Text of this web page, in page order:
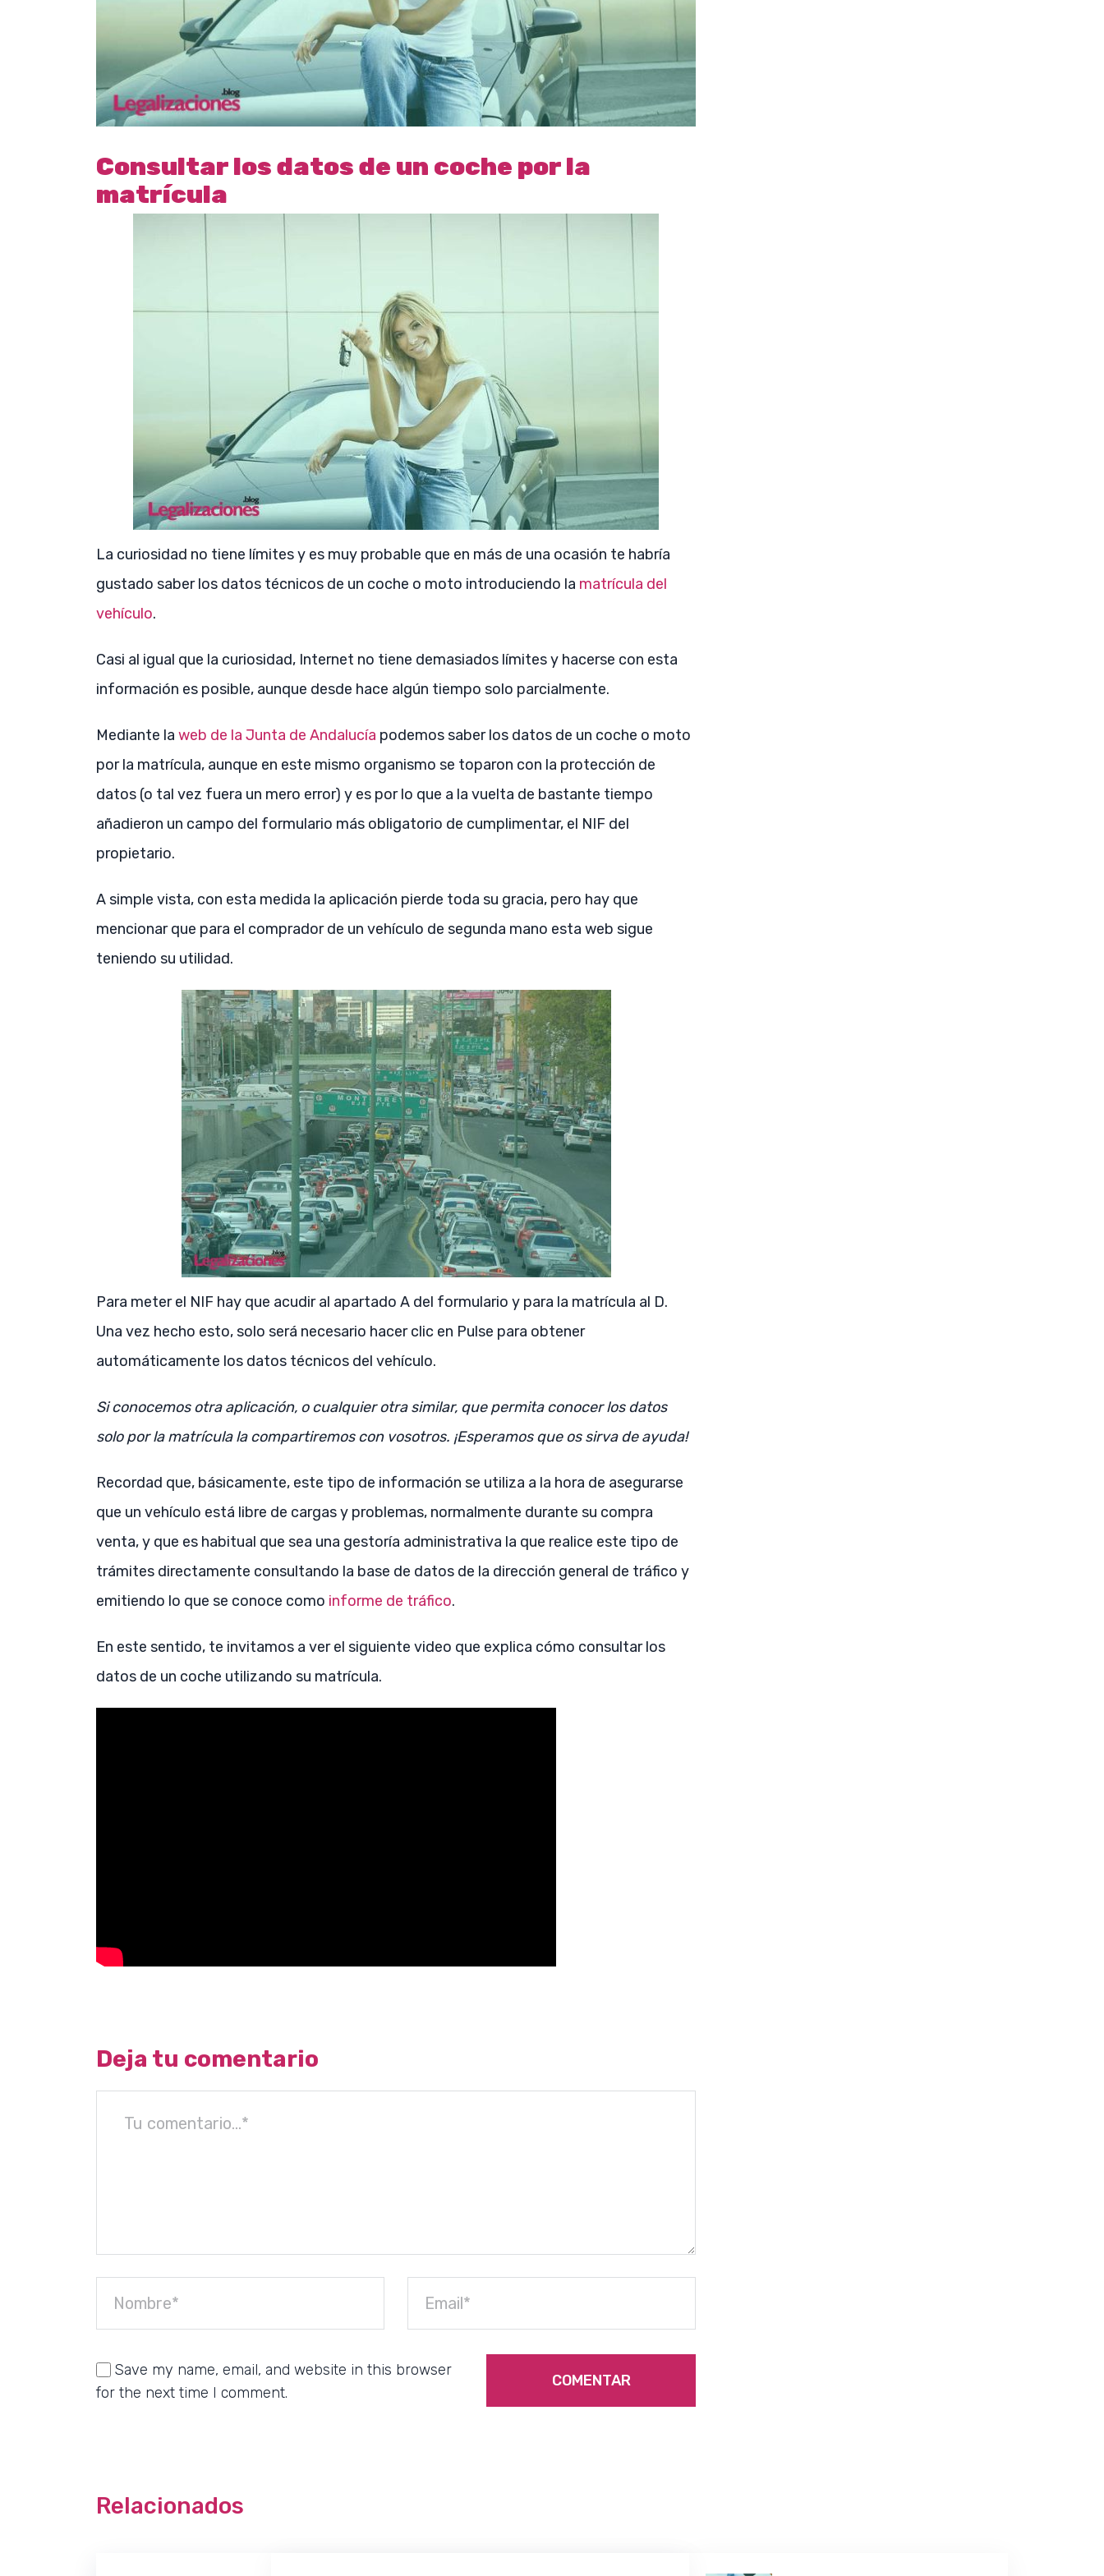
Consultar los datos de un coche por la
matrícula
La curiosidad no tiene límites y es muy probable que en más de una ocasión te habría
gustado saber los datos técnicos de un coche o moto introduciendo la matrícula del
vehículo.
Casi al igual que la curiosidad, Internet no tiene demasiados límites y hacerse con esta
información es posible, aunque desde hace algún tiempo solo parcialmente.
Mediante la web de la Junta de Andalucía podemos saber los datos de un coche o moto
por la matrícula, aunque en este mismo organismo se toparon con la protección de
datos (o tal vez fuera un mero error) y es por lo que a la vuelta de bastante tiempo
añadieron un campo del formulario más obligatorio de cumplimentar, el NIF del
propietario.
A simple vista, con esta medida la aplicación pierde toda su gracia, pero hay que
mencionar que para el comprador de un vehículo de segunda mano esta web sigue
teniendo su utilidad.
Para meter el NIF hay que acudir al apartado A del formulario y para la matrícula al D.
Una vez hecho esto, solo será necesario hacer clic en Pulse para obtener
automáticamente los datos técnicos del vehículo.
Si conocemos otra aplicación, o cualquier otra similar, que permita conocer los datos
solo por la matrícula la compartiremos con vosotros. ¡Esperamos que os sirva de ayuda!
Recordad que, básicamente, este tipo de información se utiliza a la hora de asegurarse
que un vehículo está libre de cargas y problemas, normalmente durante su compra
venta, y que es habitual que sea una gestoría administrativa la que realice este tipo de
trámites directamente consultando la base de datos de la dirección general de tráfico y
emitiendo lo que se conoce como informe de tráfico.
En este sentido, te invitamos a ver el siguiente video que explica cómo consultar los
datos de un coche utilizando su matrícula.
Deja tu comentario
Save my name, email, and website in this browser
for the next time I comment.
Relacionados